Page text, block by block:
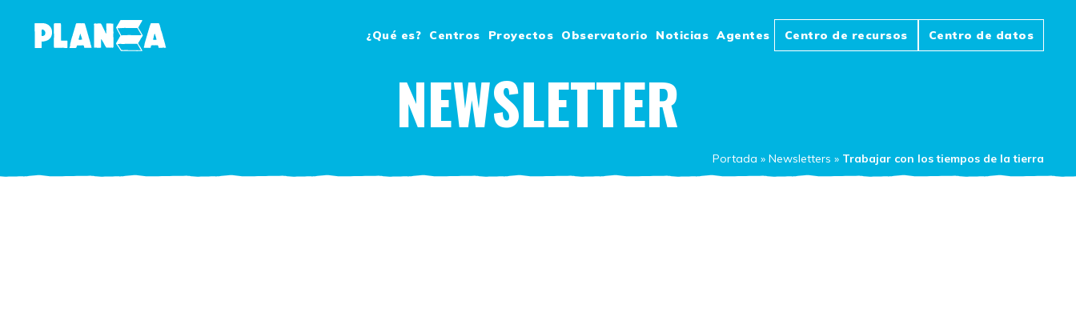
¿Qué es? Centros Proyectos Observatorio Noticias Agentes Centro de recursos Centro de datos
NEWSLETTER
Portada » Newsletters » Trabajar con los tiempos de la tierra